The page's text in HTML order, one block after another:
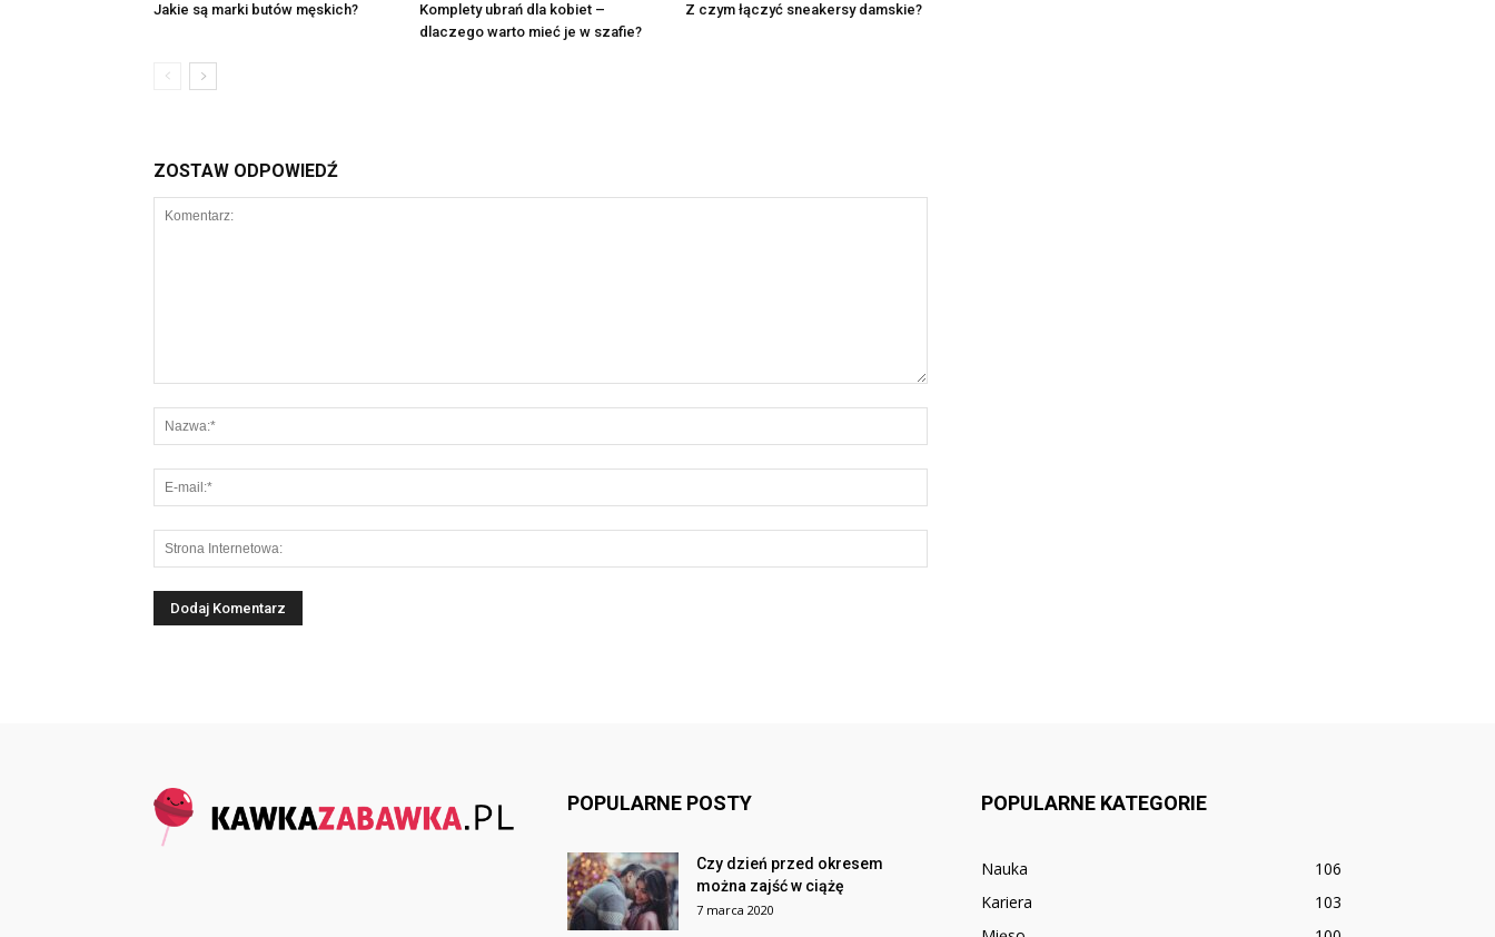
Jakie są marki butów męskich?
Komplety ubrań dla kobiet –
dlaczego warto mieć je w szafie?
Z czym łączyć sneakersy damskie?
ZOSTAW ODPOWIEDŹ
POPULARNE POSTY
Czy dzień przed okresem
można zajść w ciążę
7 marca 2020
POPULARNE KATEGORIE
Nauka
106
Kariera
103